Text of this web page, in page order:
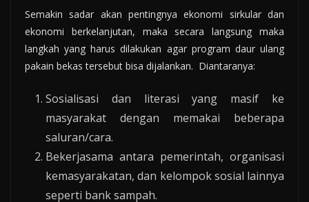
Semakin sadar akan pentingnya ekonomi sirkular dan
ekonomi berkelanjutan, maka secara langsung maka
langkah yang harus dilakukan agar program daur ulang
pakain bekas tersebut bisa dijalankan. Diantaranya:
Sosialisasi dan literasi yang masif ke
masyarakat dengan memakai beberapa
saluran/cara.
Bekerjasama antara pemerintah, organisasi
kemasyarakatan, dan kelompok sosial lainnya
seperti bank sampah.